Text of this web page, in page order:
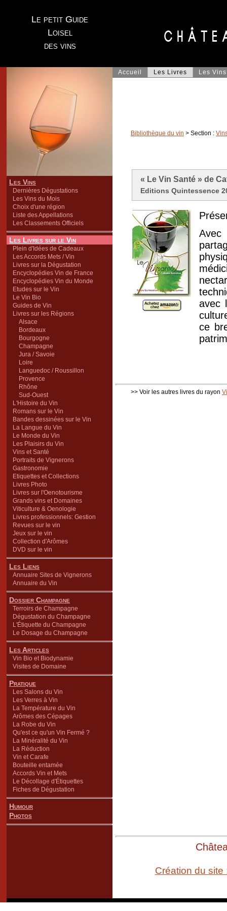
Le petit Guide
Loisel
des vins
Les Vins
Dernières Dégustations
Les Vins du Mois
Choix d'une région
Liste des Appellations
Les Classements Officiels
Les Livres sur le Vin
Plein d'Idées de Cadeaux
Les Accords Mets / Vin
Livres sur la Dégustation
Encyclopédies Vin de France
Encyclopédies Vin du Monde
Etudes sur le Vin
Le Vin Bio
Guides de Vin
Livres sur les Régions
Alsace
Bordeaux
Bourgogne
Champagne
Jura / Savoie
Loire
Languedoc / Roussillon
Provence
Rhône
Sud-Ouest
L'Histoire du Vin
Romans sur le Vin
Bandes dessinées sur le Vin
La Langue du Vin
Le Monde du Vin
Les Plaisirs du Vin
Vins et Santé
Portraits de Vignerons
Gastronomie
Etiquettes et Collections
Livres Photo
Livres sur l'Oenotourisme
Grands vins et Domaines
Viticulture & Oenologie
Livres professionnels: Gestion
Revues sur le vin
Jeux sur le vin
Collection d'Arômes
DVD sur le vin
Les Liens
Annuaire Sites de Vignerons
Annuaire du Vin
Dossier Champagne
Terroirs de Champagne
Dégustation du Champagne
L'Étiquette du Champagne
Le Dosage du Champagne
Les Articles
Vin Bio et Biodynamie
Visites de Domaine
Pratique
Les Salons du Vin
Les Verres à Vin
La Température du Vin
Arômes des Cépages
La Robe du Vin
Qu'est ce qu'un Vin Fermé ?
La Minéralité du Vin
La Réduction
Vin et Carafe
Bouteille entamée
Accords Vin et Mets
Le Décollage d'Étiquettes
Fiches de Dégustation
Humour
Photos
Accueil Les Livres Les Vins
Bibliothèque du vin > Section :
« Le Vin Santé » de
Editions Quintessence
Avec
avec
ce
>> Voir les autres livres du rayon
Création du site